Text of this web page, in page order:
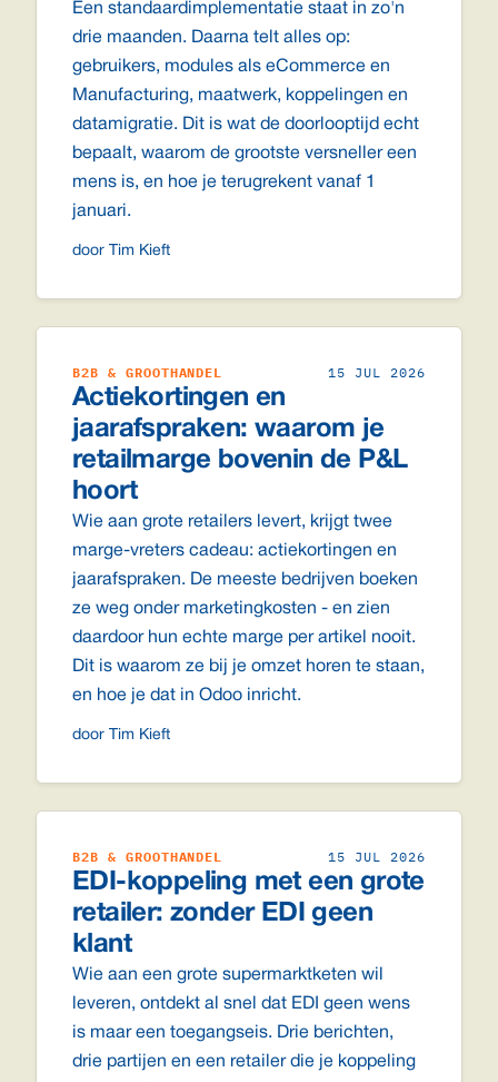
Een standaardimplementatie staat in zo'n
drie maanden. Daarna telt alles op:
gebruikers, modules als eCommerce en
Manufacturing, maatwerk, koppelingen en
datamigratie. Dit is wat de doorlooptijd echt
bepaalt, waarom de grootste versneller een
mens is, en hoe je terugrekent vanaf 1
januari.
door Tim Kieft
B2B & GROOTHANDEL 15 JUL 2026
Actiekortingen en
jaarafspraken: waarom je
retailmarge bovenin de P&L
hoort
Wie aan grote retailers levert, krijgt twee
marge-vreters cadeau: actiekortingen en
jaarafspraken. De meeste bedrijven boeken
ze weg onder marketingkosten - en zien
daardoor hun echte marge per artikel nooit.
Dit is waarom ze bij je omzet horen te staan,
en hoe je dat in Odoo inricht.
door Tim Kieft
B2B & GROOTHANDEL 15 JUL 2026
EDI-koppeling met een grote
retailer: zonder EDI geen
klant
Wie aan een grote supermarktketen wil
leveren, ontdekt al snel dat EDI geen wens
is maar een toegangseis. Drie berichten,
drie partijen en een retailer die je koppeling